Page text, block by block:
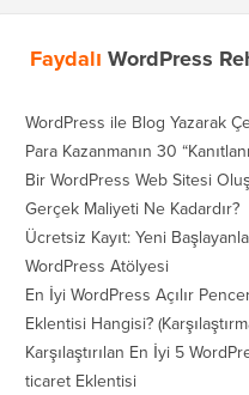
Faydalı WordPress
WordPress ile Blog Yazarak
Para Kazanmanın 30
Bir WordPress Web Sitesi
Gerçek Maliyeti Ne Kadardır?
Ücretsiz Kayıt: Yeni
WordPress Atölyesi
En İyi WordPress Açılır
Eklentisi Hangisi?
Karşılaştırılan En İyi 5
ticaret Eklentisi